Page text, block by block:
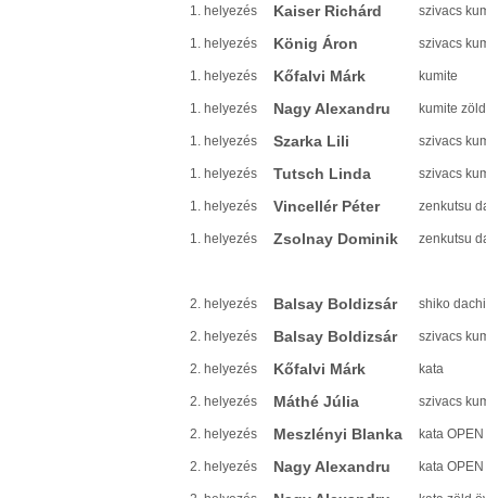
1. helyezés Kaiser Richárd szivacs
1. helyezés König Áron szivacs
1. helyezés Kőfalvi Márk kumite
1. helyezés Nagy Alexandru kumite
1. helyezés Szarka Lili szivacs
1. helyezés Tutsch Linda szivacs
1. helyezés Vincellér Péter zenkutsu
1. helyezés Zsolnay Dominik zenkutsu
2. helyezés Balsay Boldizsár shiko
2. helyezés Balsay Boldizsár szivacs
2. helyezés Kőfalvi Márk kata
2. helyezés Máthé Júlia szivacs
2. helyezés Meszlényi Blanka kata OPEN
2. helyezés Nagy Alexandru kata OPEN